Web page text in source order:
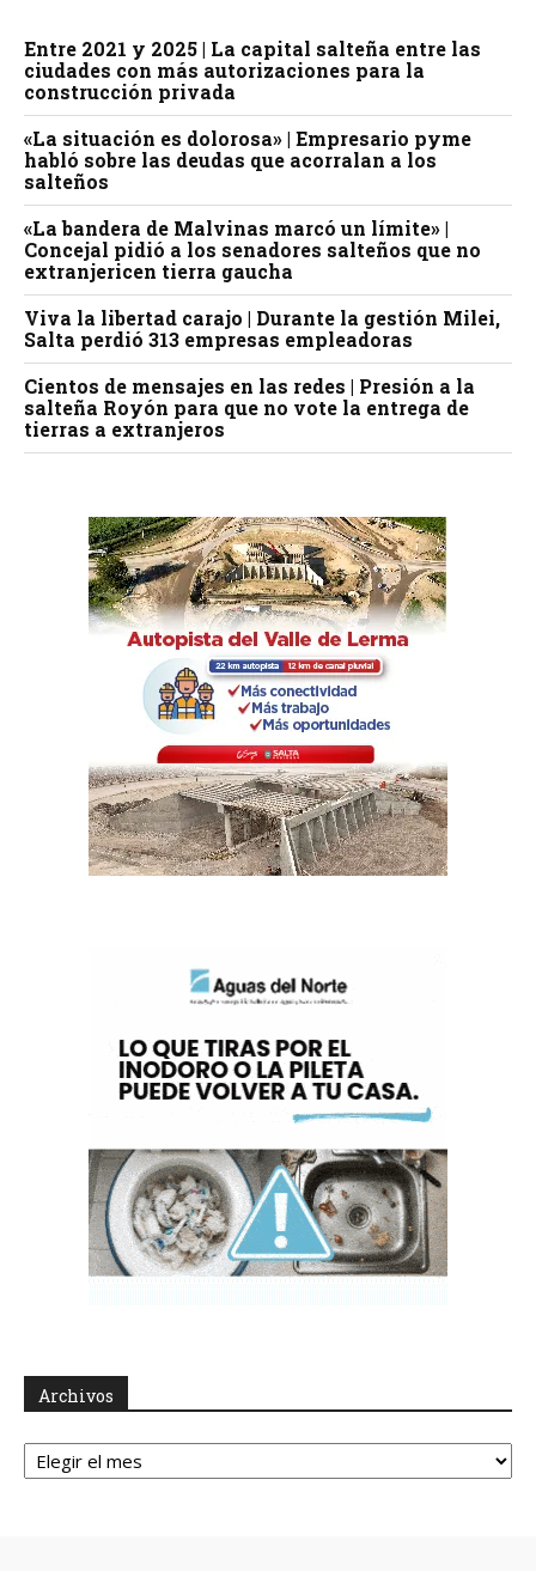
Entre 2021 y 2025 | La capital salteña entre las
ciudades con más autorizaciones para la
construcción privada
«La situación es dolorosa» | Empresario pyme
habló sobre las deudas que acorralan a los
salteños
«La bandera de Malvinas marcó un límite» |
Concejal pidió a los senadores salteños que no
extranjericen tierra gaucha
Viva la libertad carajo | Durante la gestión Milei,
Salta perdió 313 empresas empleadoras
Cientos de mensajes en las redes | Presión a la
salteña Royón para que no vote la entrega de
tierras a extranjeros
Archivos
Archivos